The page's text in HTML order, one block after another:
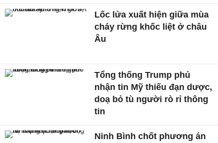
Lốc lửa xuất hiện giữa mùa
cháy rừng khốc liệt ở châu
Âu
Tổng thống Trump phủ
nhận tin Mỹ thiếu đạn dược,
doạ bỏ tù người rò rỉ thông
tin
Ninh Bình chốt phương án